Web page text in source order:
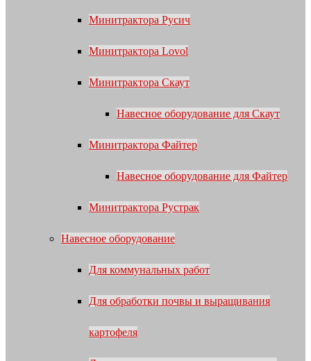
Минитрактора Русич
Минитрактора Lovol
Минитрактора Скаут
Навесное оборудование для Скаут
Минитрактора Файтер
Навесное оборудование для Файтер
Минитрактора Рустрак
Навесное оборудование
Для коммунальных работ
Для обработки почвы и выращивания
картофеля